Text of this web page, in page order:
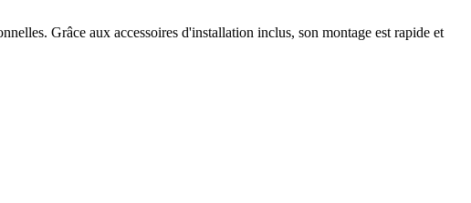
Grâce aux accessoires d'installation inclus, son montage est rapide et